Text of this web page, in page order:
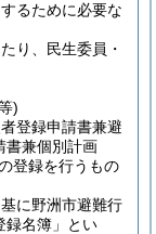
るために必要な
り、民生委員・
)
登録申請書兼避
書兼個別計画
登録を行うもの
に野洲市避難行
録名簿」とい